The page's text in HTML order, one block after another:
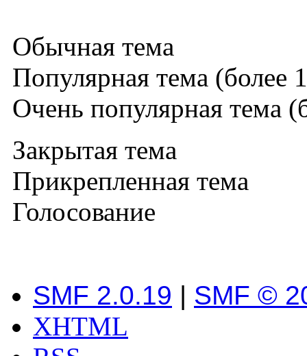
Обычная тема
Популярная тема (более
Очень популярная тема
Закрытая тема
Прикрепленная тема
Голосование
SMF 2.0.19 | SMF ©
XHTML